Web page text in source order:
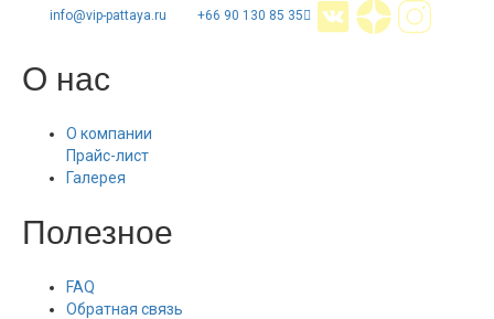
info@vip-pattaya.ru +66 90 130 85 35
О нас
О компании
Прайс-лист
Галерея
Полезное
FAQ
Обратная связь